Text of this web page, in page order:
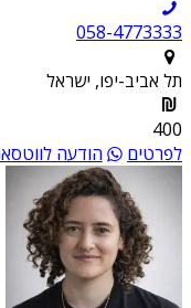
058-4773333
תל אביב-יפו, ישראל
400
לפרטים
הודעה